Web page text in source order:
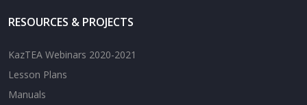
RESOURCES & PROJECTS
KazTEA Webinars 2020-2021
Lesson Plans
Manuals